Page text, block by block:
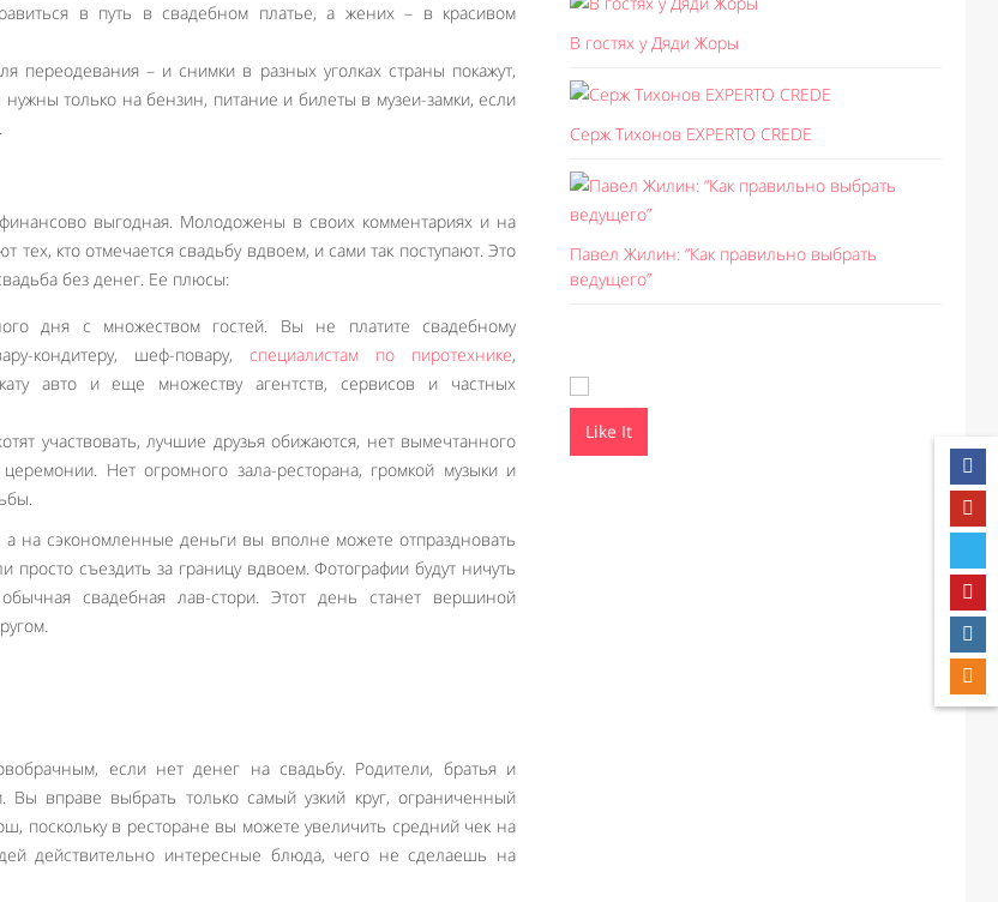
в путь в свадебном платье, а жених – в красивом
переодевания – и снимки в разных уголках страны покажут,
только на бензин, питание и билеты в музеи-замки, если
выгодная. Молодожены в своих комментариях и на
кто отмечается свадьбу вдвоем, и сами так поступают. Это
без денег. Ее плюсы:
дня с множеством гостей. Вы не платите свадебному
кондитеру, шеф-повару, специалистам по пиротехнике,
авто и еще множеству агентств, сервисов и частных
участвовать, лучшие друзья обижаются, нет вымечтанного
Нет огромного зала-ресторана, громкой музыки и
на сэкономленные деньги вы вполне можете отпраздновать
съездить за границу вдвоем. Фотографии будут ничуть
свадебная лав-стори. Этот день станет вершиной
если нет денег на свадьбу. Родители, братья и
Вы вправе выбрать только самый узкий круг, ограниченный
поскольку в ресторане вы можете увеличить средний чек на
действительно интересные блюда, чего не сделаешь на
В гостях у Дяди Жоры
Серж Тихонов EXPERTO CREDE
Павел Жилин: “Как правильно выбрать
ведущего”
Like It